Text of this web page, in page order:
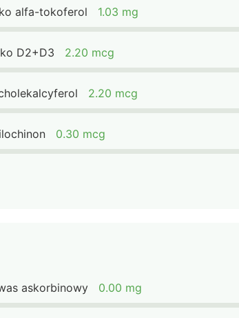
alfa-tokoferol 1.03 mg
D2+D3 2.20 mcg
2.20 mcg
0.30 mcg
askorbinowy 0.00 mg